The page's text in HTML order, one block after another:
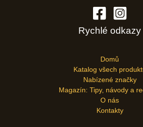
Rychlé odkazy
Domů
Katalog všech
Nabízené značky
Magazín: Tipy, návody a
O nás
Kontakty